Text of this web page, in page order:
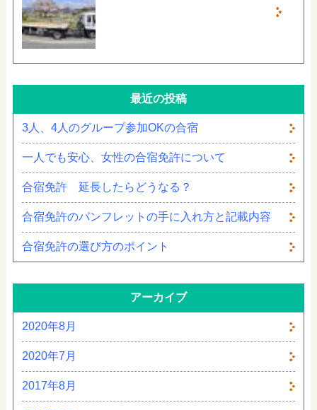
最近の投稿
3人、4人のグループ参加OKの合宿
一人でも安心、女性の合宿免許について
合宿免許 延長したらどうなる？
合宿免許のパンフレットの手に入れ方と記載内容
合宿免許の選び方のポイント
アーカイブ
2020年8月
2020年7月
2017年8月